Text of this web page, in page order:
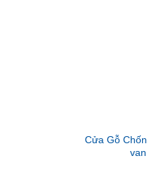
Cửa Gỗ